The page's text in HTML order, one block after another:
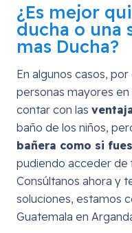
¿Es mejor
ducha o una
mas Ducha?
En algunos casos,
personas mayores
contar con las
baño de los niños,
bañera como si
pudiendo acceder de
Consúltanos ahora y
soluciones, estamos
Guatemala en